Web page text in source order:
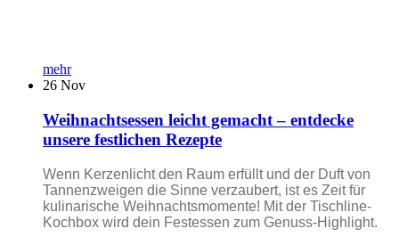
mehr
26 Nov
Weihnachtsessen leicht gemacht – entdecke
unsere festlichen Rezepte
Wenn Kerzenlicht den Raum erfüllt und der Duft von
Tannenzweigen die Sinne verzaubert, ist es Zeit für
kulinarische Weihnachtsmomente! Mit der Tischline-
Kochbox wird dein Festessen zum Genuss-Highlight.